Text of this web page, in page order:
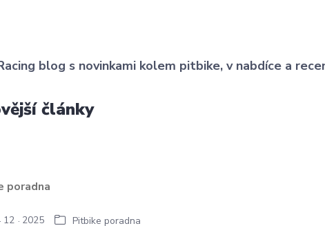
blog s novinkami kolem pitbike, v nabdíce a
články
12 2025 Pitbike poradna